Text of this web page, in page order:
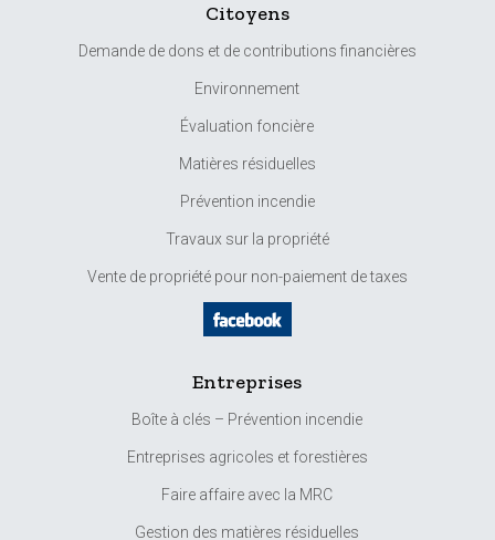
Citoyens
Demande de dons et de contributions financières
Environnement
Évaluation foncière
Matières résiduelles
Prévention incendie
Travaux sur la propriété
Vente de propriété pour non-paiement de taxes
Entreprises
Boîte à clés – Prévention incendie
Entreprises agricoles et forestières
Faire affaire avec la MRC
Gestion des matières résiduelles